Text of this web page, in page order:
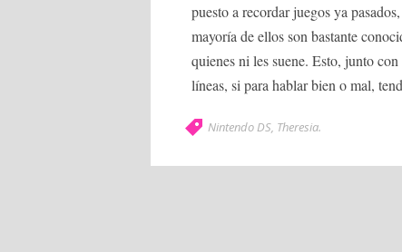
puesto a recordar juegos ya
mayoría de ellos son bastante
quienes ni les suene. Esto, junto
líneas, si para hablar bien o mal,
Nintendo DS, Theresia.